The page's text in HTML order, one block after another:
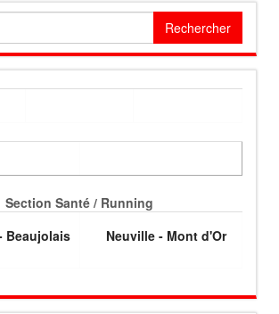
Section Santé / Running
Beaujolais
Neuville - Mont d'Or